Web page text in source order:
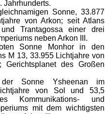
Jahrhunderts.
Sonne, 33.877
von Arkon; seit Atlans
Trantagossa einer drei
neben Arkon III.
Sonne Monhor in den
M 13, 33.955 Lichtjahre von
des Großen
Sonne Ysheenan im
von Sol und 53,5
Kommunikations- und
mit dem wichtigsten